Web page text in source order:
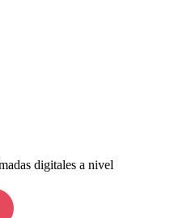
digitales a nivel